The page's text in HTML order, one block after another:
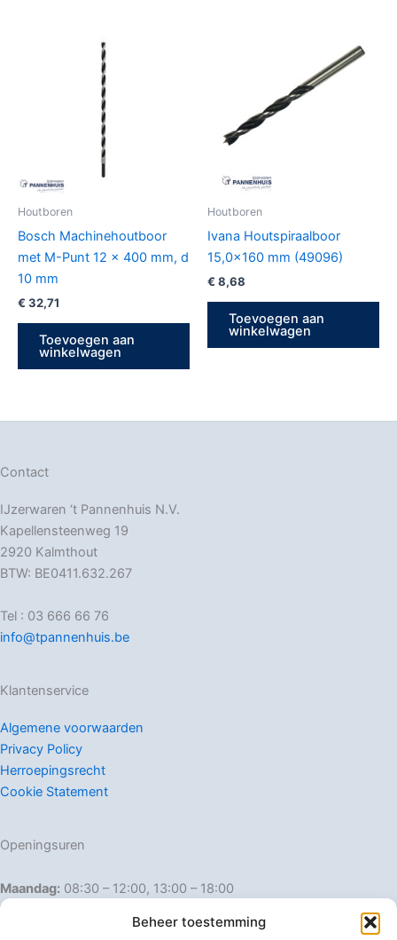
Beheer toestemming
Houtboren
Bosch Machinehoutboor
met M-Punt 12 x 400 mm, d
10 mm
€ 32,71
Toevoegen aan
winkelwagen
Houtboren
Ivana Houtspiraalboor
15,0×160 mm (49096)
€ 8,68
Toevoegen aan
winkelwagen
Contact
IJzerwaren ‘t Pannenhuis N.V.
Kapellensteenweg 19
2920 Kalmthout
BTW: BE0411.632.267
Tel : 03 666 66 76
info@tpannenhuis.be
Klantenservice
Algemene voorwaarden
Privacy Policy
Herroepingsrecht
Cookie Statement
Openingsuren
Maandag: 08:30 – 12:00, 13:00 – 18:00
Dinsdag:
08:30 – 12:00, 13:00 – 18:00